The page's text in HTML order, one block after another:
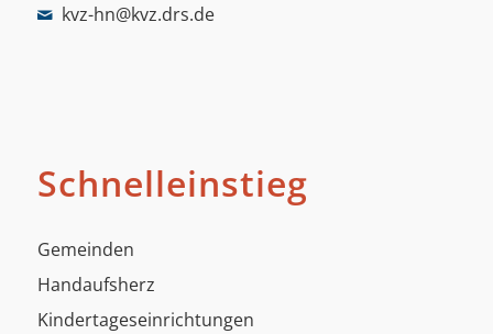
kvz-hn@kvz.drs.de
Schnelleinstieg
Gemeinden
Handaufsherz
Kindertageseinrichtungen